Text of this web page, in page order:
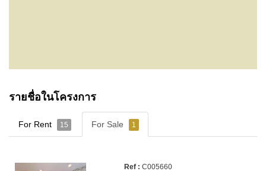
รายชื่อในโครงการ
For Rent 15 For Sale 1
C005660